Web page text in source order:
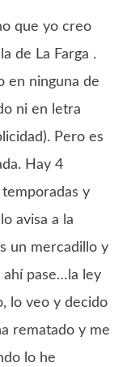
que yo creo
de La Farga .
en ninguna de
ni en letra
Pero es
Hay 4
y
avisa a la
un mercadillo y
ahí pase…la ley
lo veo y decido
rematado y me
lo he